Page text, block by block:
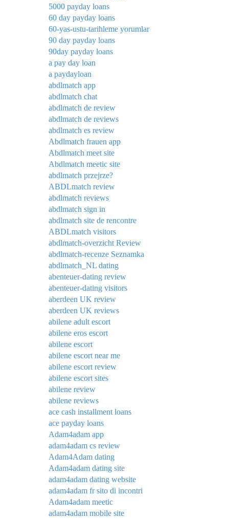
5000 payday loans
60 day payday loans
60-yas-ustu-tarihleme yorumlar
90 day payday loans
90day payday loans
a pay day loan
a paydayloan
abdlmatch app
abdlmatch chat
abdlmatch de review
abdlmatch de reviews
abdlmatch es review
Abdlmatch frauen app
Abdlmatch meet site
Abdlmatch meetic site
abdlmatch przejrze?
ABDLmatch review
abdlmatch reviews
abdlmatch sign in
abdlmatch site de rencontre
ABDLmatch visitors
abdlmatch-overzicht Review
abdlmatch-recenze Seznamka
abdlmatch_NL dating
abenteuer-dating review
abenteuer-dating visitors
aberdeen UK review
aberdeen UK reviews
abilene adult escort
abilene eros escort
abilene escort
abilene escort near me
abilene escort review
abilene escort sites
abilene review
abilene reviews
ace cash installment loans
ace payday loans
Adam4adam app
adam4adam cs review
Adam4Adam dating
Adam4adam dating site
adam4adam dating website
adam4adam fr sito di incontri
Adam4adam meetic
adam4adam mobile site